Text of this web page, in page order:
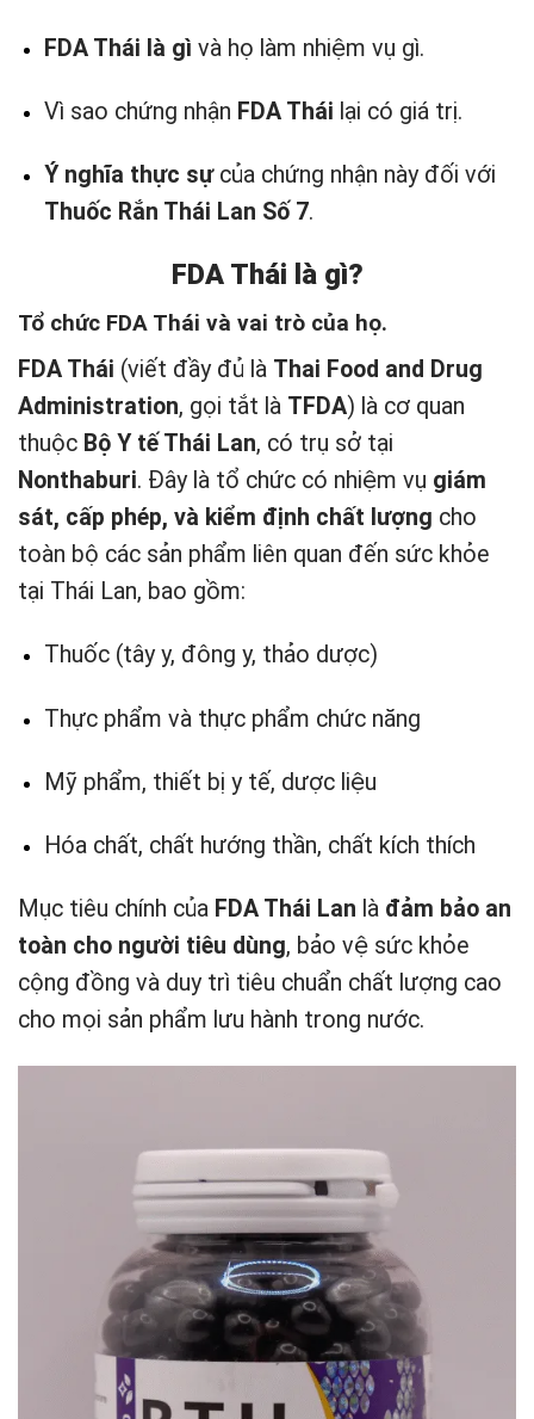
FDA Thái là gì và họ làm nhiệm vụ gì.
Vì sao chứng nhận FDA Thái lại có giá trị.
Ý nghĩa thực sựcủa chứng nhận này đối với
Thuốc Rắn Thái Lan Số 7.
FDA Thái là gì?
Tổ chức FDA Thái và vai trò của họ.
FDA Thái (viết đầy đủ là Thai Food and Drug
Administration, gọi tắt là TFDA) là cơ quan
thuộc Bộ Y tế Thái Lan, có trụ sở tại
Nonthaburi. Đây là tổ chức có nhiệm vụ giám
sát, cấp phép, và kiểm định chất lượng cho
toàn bộ các sản phẩm liên quan đến sức khỏe
tại Thái Lan, bao gồm:
Thuốc (tây y, đông y, thảo dược)
Thực phẩm và thực phẩm chức năng
Mỹ phẩm, thiết bị y tế, dược liệu
Hóa chất, chất hướng thần, chất kích thích
Mục tiêu chính của FDA Thái Lan là đảm bảo an
toàn cho người tiêu dùng, bảo vệ sức khỏe
cộng đồng và duy trì tiêu chuẩn chất lượng cao
cho mọi sản phẩm lưu hành trong nước.